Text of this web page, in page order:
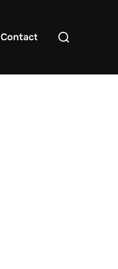
Contact
Rechercher :